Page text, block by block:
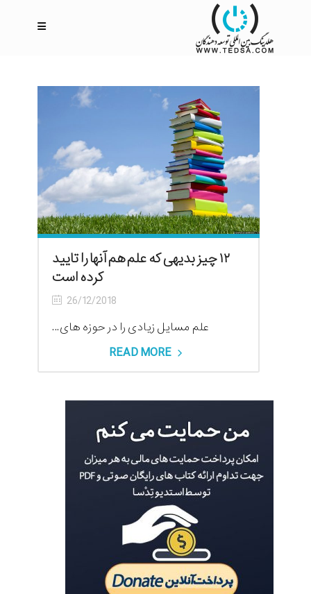
۱۲ چیز بدیهی که علم هم آنها را تایید
کرده است
26/12/2018
علم مسايل زیادی را در حوزه های...
READ MORE